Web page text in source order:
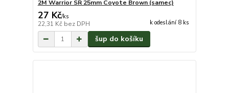
2M Warrior SR 25mm Coyote Brown (samec)
27 Kč/ks
22,31 Kč bez DPH k odeslání 8 ks
šup do košíku